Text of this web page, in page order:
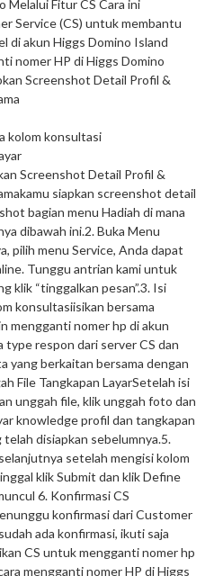
Melalui Fitur CS Cara ini
Service (CS) untuk membantu
di akun Higgs Domino Island
nomer HP di Higgs Domino
Screenshot Detail Profil &
kolom konsultasi
Screenshot Detail Profil &
kamu siapkan screenshot detail
bagian menu Hadiah di mana
dibawah ini.2. Buka Menu
pilih menu Service, Anda dapat
Tunggu antrian kami untuk
klik “tinggalkan pesan”.3. Isi
konsultasiisikan bersama
mengganti nomer hp di akun
type respon dari server CS dan
yang berkaitan bersama dengan
File Tangkapan LayarSetelah isi
unggah file, klik unggah foto dan
knowledge profil dan tangkapan
telah disiapkan sebelumnya.5.
setelah mengisi kolom
klik Submit dan klik Define
6. Konfirmasi CS
konfirmasi dari Customer
ada konfirmasi, ikuti saja
CS untuk mengganti nomer hp
mengganti nomer HP di Higgs